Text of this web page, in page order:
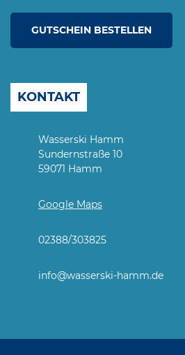
GUTSCHEIN BESTELLEN
KONTAKT
Wasserski Hamm
Sundernstraße 10
59071 Hamm
Google Maps
02388/303825
info@wasserski-hamm.de